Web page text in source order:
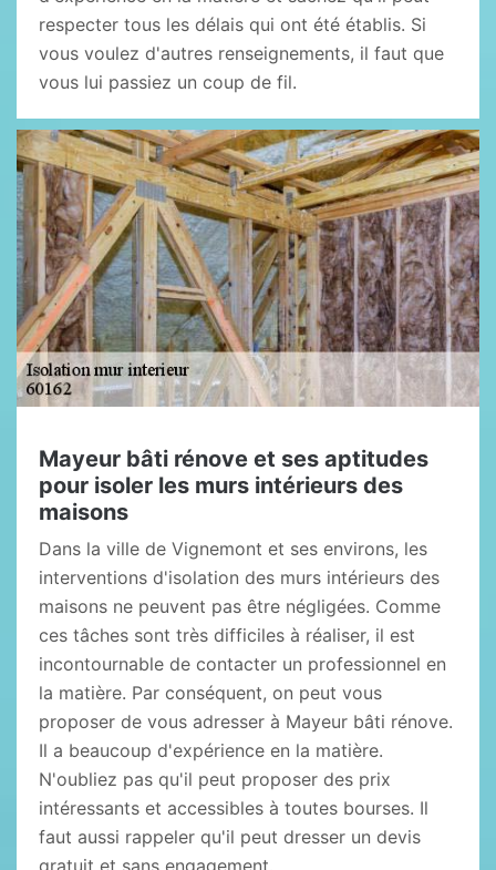
respecter tous les délais qui ont été établis. Si
vous voulez d'autres renseignements, il faut que
vous lui passiez un coup de fil.
Mayeur bâti rénove et ses aptitudes
pour isoler les murs intérieurs des
maisons
Dans la ville de Vignemont et ses environs, les
interventions d'isolation des murs intérieurs des
maisons ne peuvent pas être négligées. Comme
ces tâches sont très difficiles à réaliser, il est
incontournable de contacter un professionnel en
la matière. Par conséquent, on peut vous
proposer de vous adresser à Mayeur bâti rénove.
Il a beaucoup d'expérience en la matière.
N'oubliez pas qu'il peut proposer des prix
intéressants et accessibles à toutes bourses. Il
faut aussi rappeler qu'il peut dresser un devis
gratuit et sans engagement.